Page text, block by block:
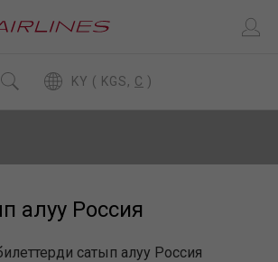
KY ( KGS, C )
алуу Россия
сатып алуу Россия